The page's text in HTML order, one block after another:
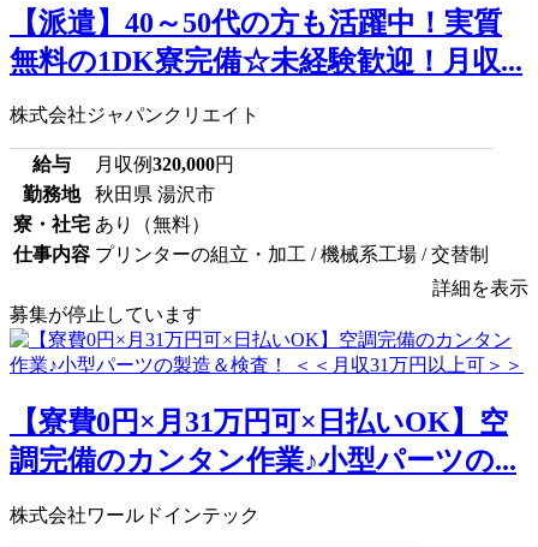
【派遣】40～50代の方も活躍中！実質
無料の1DK寮完備☆未経験歓迎！月収...
株式会社ジャパンクリエイト
給与 月収例320,000円
勤務地
秋田県 湯沢市
寮・社宅 あり（無料）
仕事内容 プリンターの組立・加工 / 機械系工場 / 交替制
詳細を表示
募集が停止しています
【寮費0円×月31万円可×日払いOK】空
調完備のカンタン作業♪小型パーツの...
株式会社ワールドインテック